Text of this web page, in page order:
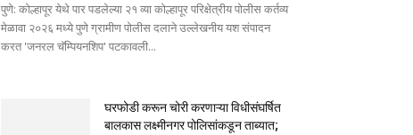
पुणे: कोल्हापूर येथे पार पडलेल्या २१ व्या कोल्हापूर परिक्षेत्रीय पोलीस कर्तव्य
मेळावा २०२६ मध्ये पुणे ग्रामीण पोलीस दलाने उल्लेखनीय यश संपादन
करत 'जनरल चॅम्पियनशिप' पटकावली...
घरफोडी करून चोरी करणाऱ्या विधीसंघर्षित
बालकास लक्ष्मीनगर पोलिसांकडून ताब्यात;